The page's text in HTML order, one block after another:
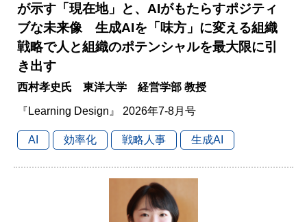
が示す「現在地」と、AIがもたらすポジティ
ブな未来像 生成AIを「味方」に変える組織
戦略で人と組織のポテンシャルを最大限に引
き出す
西村孝史氏 東洋大学 経営学部 教授
『Learning Design』 2026年7-8月号
AI 効率化 戦略人事 生成AI